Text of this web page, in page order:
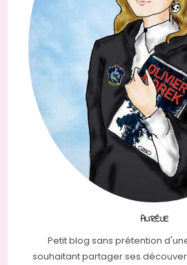
AURÉLIE
Petit blog sans prétention
souhaitant partager ses